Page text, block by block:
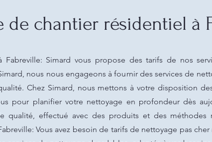
de chantier résidentiel à
Fabreville: Simard vous propose des tarifs de nos
nous nous engageons à fournir des services de
Chez Simard, nous mettons à votre disposition
pour planifier votre nettoyage en profondeur dès
qualité, effectué avec des produits et des méthodes
Vous avez besoin de tarifs de nettoyage pas